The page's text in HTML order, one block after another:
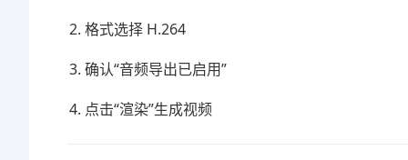
格式选择 H.264
确认“音频导出已启用”
点击“渲染”生成视频